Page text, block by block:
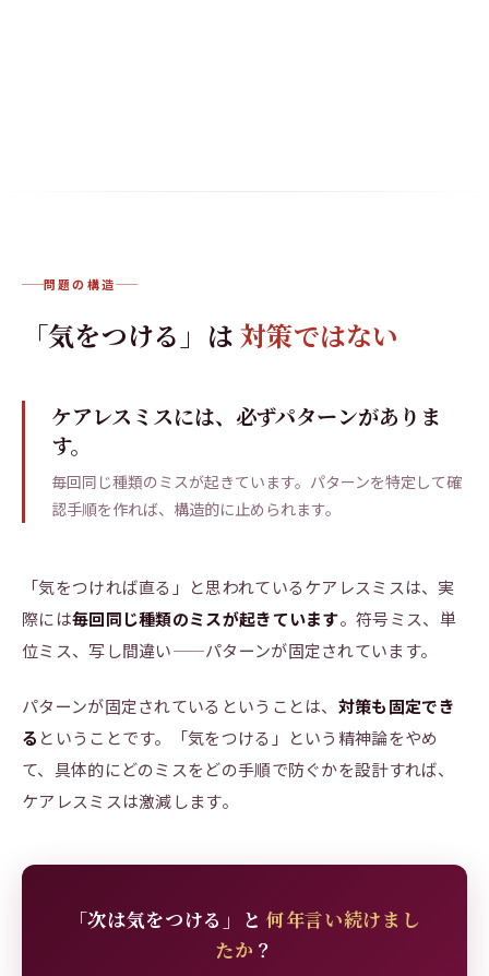
問題の構造
「気をつける」は対策ではない
ケアレスミスには、必ずパターンがありま
す。
毎回同じ種類のミスが起きています。パターンを特定して確
認手順を作れば、構造的に止められます。
「気をつければ直る」と思われているケアレスミスは、実
際には毎回同じ種類のミスが起きています。符号ミス、単
位ミス、写し間違い——パターンが固定されています。
パターンが固定されているということは、 対策も固定でき
る ということです。「気をつける」という精神論をやめ
て、具体的にどのミスをどの手順で防ぐかを設計すれば、
ケアレスミスは激減します。
「次は気をつける」と何年言い続けまし
たか ？